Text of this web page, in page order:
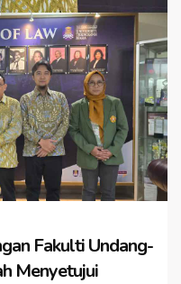
Fakulti Undang-
Menyetujui